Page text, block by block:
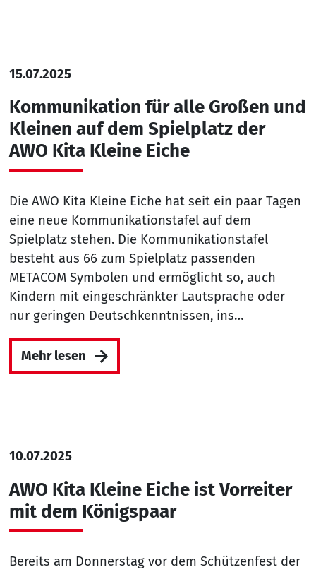
15.07.2025
Kommunikation für alle Großen und
Kleinen auf dem Spielplatz der
AWO Kita Kleine Eiche
Die AWO Kita Kleine Eiche hat seit ein paar Tagen
eine neue Kommunikationstafel auf dem
Spielplatz stehen. Die Kommunikationstafel
besteht aus 66 zum Spielplatz passenden
METACOM Symbolen und ermöglicht so, auch
Kindern mit eingeschränkter Lautsprache oder
nur geringen Deutschkenntnissen, ins…
Mehr lesen
10.07.2025
AWO Kita Kleine Eiche ist Vorreiter
mit dem Königspaar
Bereits am Donnerstag vor dem Schützenfest der